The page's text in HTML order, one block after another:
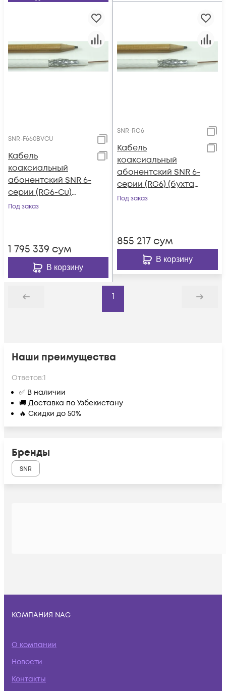
SNR-F660BVCU
Кабель
коаксиальный
абонентский SNR 6-
серии (RG6-Cu)
(бухта 305)
Под заказ
1 795 339 сум
В корзину
SNR-RG6
Кабель
коаксиальный
абонентский SNR 6-
серии (RG6) (бухта
305)
Под заказ
855 217 сум
В корзину
Назад
1
Дальше
Наши преимущества
Ответов:1
✅ В наличии
🚚 Доставка по Узбекистану
🔥 Скидки до 50%
Бренды
SNR
КОМПАНИЯ NAG
О компании
Новости
Контакты